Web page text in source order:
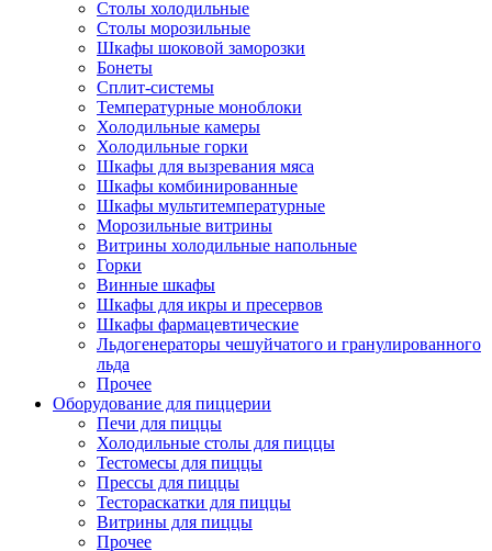
Столы холодильные
Столы морозильные
Шкафы шоковой заморозки
Бонеты
Сплит-системы
Температурные моноблоки
Холодильные камеры
Холодильные горки
Шкафы для вызревания мяса
Шкафы комбинированные
Шкафы мультитемпературные
Морозильные витрины
Витрины холодильные напольные
Горки
Винные шкафы
Шкафы для икры и пресервов
Шкафы фармацевтические
Льдогенераторы чешуйчатого и гранулированного
льда
Прочее
Оборудование для пиццерии
Печи для пиццы
Холодильные столы для пиццы
Тестомесы для пиццы
Прессы для пиццы
Тестораскатки для пиццы
Витрины для пиццы
Прочее